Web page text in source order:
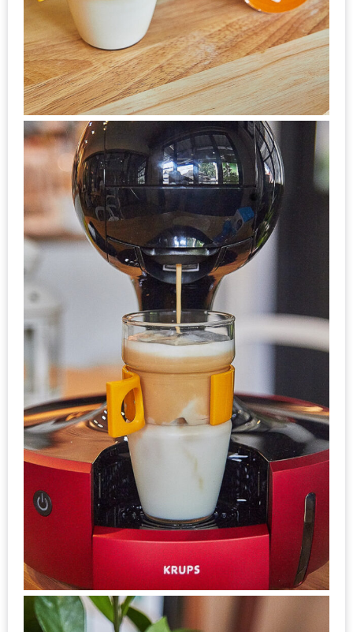
สำหรับ
คุณ
แม่
ที่รัก
2560
สบาย
ใจ๋…
สไตล์
นิมมาน
ส่วนลด
พิเศษ
ร้าน
อาหาร
ใน
เชียงใหม่
หนาว
ไหม?
แวะ